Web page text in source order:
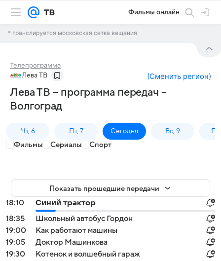
Фильмы онлайн
* транслируется московская сетка вещания
Телепрограмма
Лева ТВ (Сменить регион)
Лева ТВ – программа передач –
Волгоград
Чт, 6 Пт, 7 Сегодня Вс, 9
Фильмы Сериалы Спорт
Показать прошедшие передачи
18:10
Синий трактор
18:35
Школьный автобус Гордон
19:00
Как работают машины
19:05
Доктор Машинкова
19:30
Котенок и волшебный гараж